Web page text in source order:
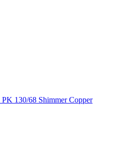
130/68 Shimmer Copper